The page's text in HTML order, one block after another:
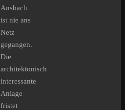
Ansbach
ist nie ans
Netz
gegangen.
Die
architektonisch
interessante
Anlage
fristet